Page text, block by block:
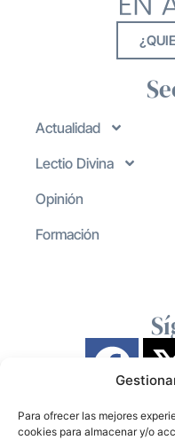
Para ofrecer las mejores
cookies para almacenar y/o
Actualidad
Lectio Divina
Opinión
Formación